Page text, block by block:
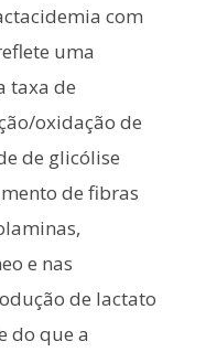
com
uma
taxa de
oxidação de
de glicólise
de fibras
e nas
de lactato
do que a